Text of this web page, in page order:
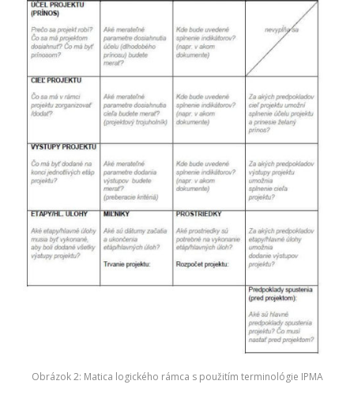
Obrázok 2: Matica logického rámca s použitím terminológie IPMA